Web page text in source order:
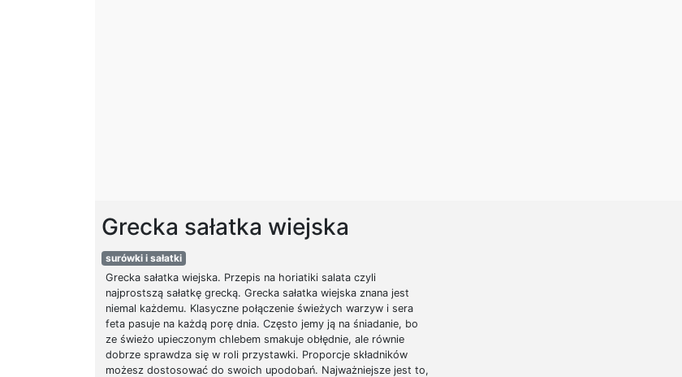
Grecka sałatka wiejska
surówki i sałatki
Grecka sałatka wiejska. Przepis na horiatiki salata czyli
najprostszą sałatkę grecką. Grecka sałatka wiejska znana jest
niemal każdemu. Klasyczne połączenie świeżych warzyw i sera
feta pasuje na każdą porę dnia. Często jemy ją na śniadanie, bo
ze świeżo upieczonym chlebem smakuje obłędnie, ale równie
dobrze sprawdza się w roli przystawki. Proporcje składników
możesz dostosować do swoich upodobań. Najważniejsze jest to,